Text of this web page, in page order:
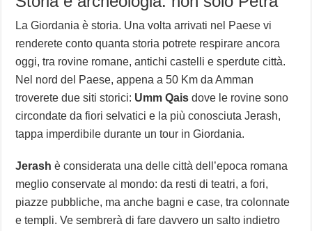
La Giordania è storia. Una volta arrivati nel Paese vi
renderete conto quanta storia potrete respirare ancora
oggi, tra rovine romane, antichi castelli e sperdute città.
Nel nord del Paese, appena a 50 Km da Amman
troverete due siti storici: Umm Qais dove le rovine sono
circondate da fiori selvatici e la più conosciuta Jerash,
tappa imperdibile durante un tour in Giordania.
Jerash è considerata una delle città dell’epoca romana
meglio conservate al mondo: da resti di teatri, a fori,
piazze pubbliche, ma anche bagni e case, tra colonnate
e templi. Ve sembrerà di fare davvero un salto indietro